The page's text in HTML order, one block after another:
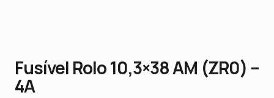
Fusível Rolo 10,3×38 AM (ZR0) –
4A